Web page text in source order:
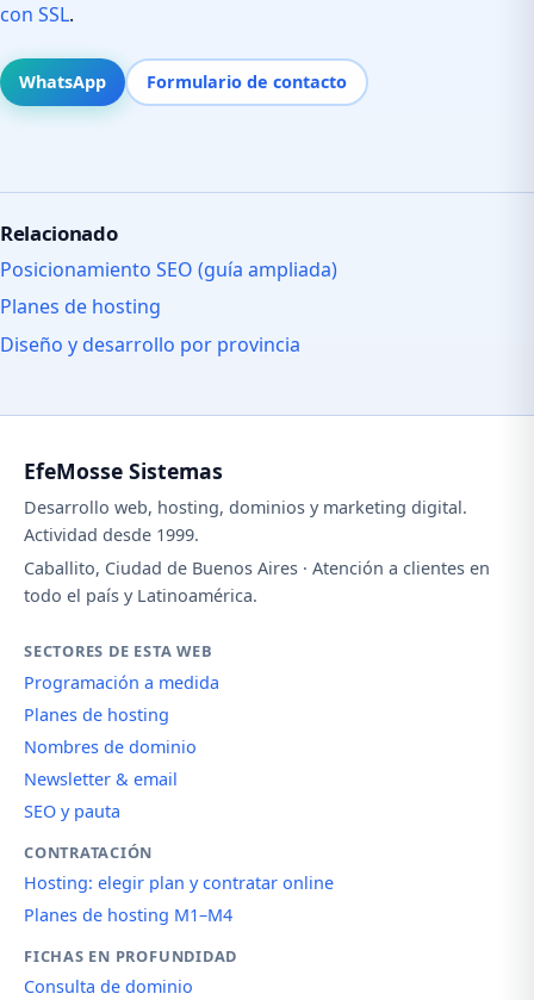
con SSL.
WhatsApp Formulario de contacto
Relacionado
Posicionamiento SEO (guía ampliada)
Planes de hosting
Diseño y desarrollo por provincia
EfeMosse Sistemas
Desarrollo web, hosting, dominios y marketing digital.
Actividad desde 1999.
Caballito, Ciudad de Buenos Aires · Atención a clientes en
todo el país y Latinoamérica.
SECTORES DE ESTA WEB
Programación a medida
Planes de hosting
Nombres de dominio
Newsletter & email
SEO y pauta
CONTRATACIÓN
Hosting: elegir plan y contratar online
Planes de hosting M1–M4
FICHAS EN PROFUNDIDAD
Consulta de dominio